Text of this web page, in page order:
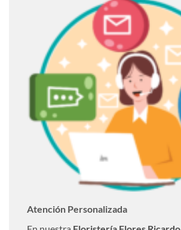
Atención Personalizada